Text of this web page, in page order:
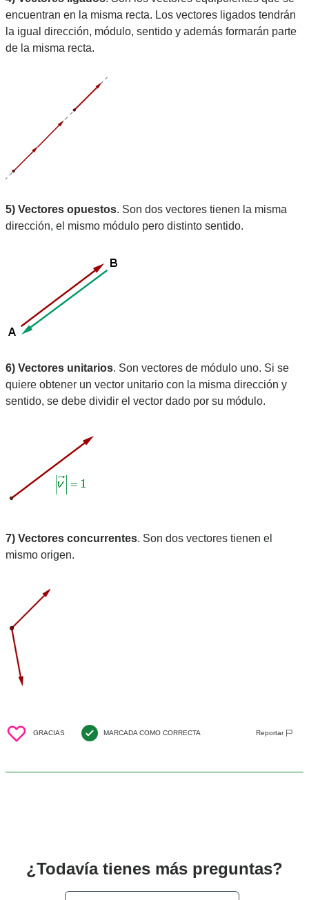
encuentran en la misma recta. Los vectores ligados tendrán
la igual dirección, módulo, sentido y además formarán parte
de la misma recta.
5) Vectores opuestos. Son dos vectores tienen la misma
dirección, el mismo módulo pero distinto sentido.
6) Vectores unitarios. Son vectores de módulo uno. Si se
quiere obtener un vector unitario con la misma dirección y
sentido, se debe dividir el vector dado por su módulo.
7) Vectores concurrentes. Son dos vectores tienen el
mismo origen.
GRACIAS MARCADA COMO CORRECTA Reportar
¿Todavía tienes más preguntas?